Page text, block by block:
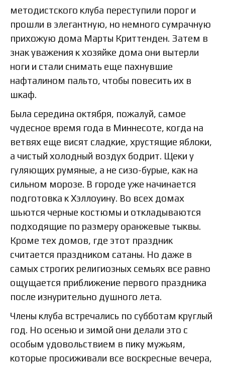
методистского клуба переступили порог и
прошли в элегантную, но немного сумрачную
прихожую дома Марты Криттенден. Затем в
знак уважения к хозяйке дома они вытерли
ноги и стали снимать еще пахнувшие
нафталином пальто, чтобы повесить их в
шкаф.
Была середина октября, пожалуй, самое
чудесное время года в Миннесоте, когда на
ветвях еще висят сладкие, хрустящие яблоки,
а чистый холодный воздух бодрит. Щеки у
гуляющих румяные, а не сизо-бурые, как на
сильном морозе. В городе уже начинается
подготовка к Хэллоуину. Во всех домах
шьются черные костюмы и откладываются
подходящие по размеру оранжевые тыквы.
Кроме тех домов, где этот праздник
считается праздником сатаны. Но даже в
самых строгих религиозных семьях все равно
ощущается приближение первого праздника
после изнурительно душного лета.
Члены клуба встречались по субботам круглый
год. Но осенью и зимой они делали это с
особым удовольствием в пику мужьям,
которые просиживали все воскресные вечера,